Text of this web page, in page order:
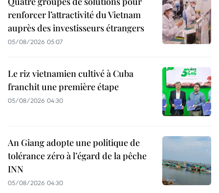
renforcer l’attractivité du Vietnam
auprès des investisseurs étrangers
05/08/2026 05:07
Le riz vietnamien cultivé à Cuba
franchit une première étape
05/08/2026 04:30
An Giang adopte une politique de
tolérance zéro à l’égard de la pêche
INN
05/08/2026 04:30